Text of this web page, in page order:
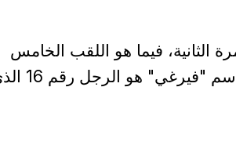
الثانية، فيما هو اللقب الخامس
الأوروبي له، كما أصبح "السير" الملقب